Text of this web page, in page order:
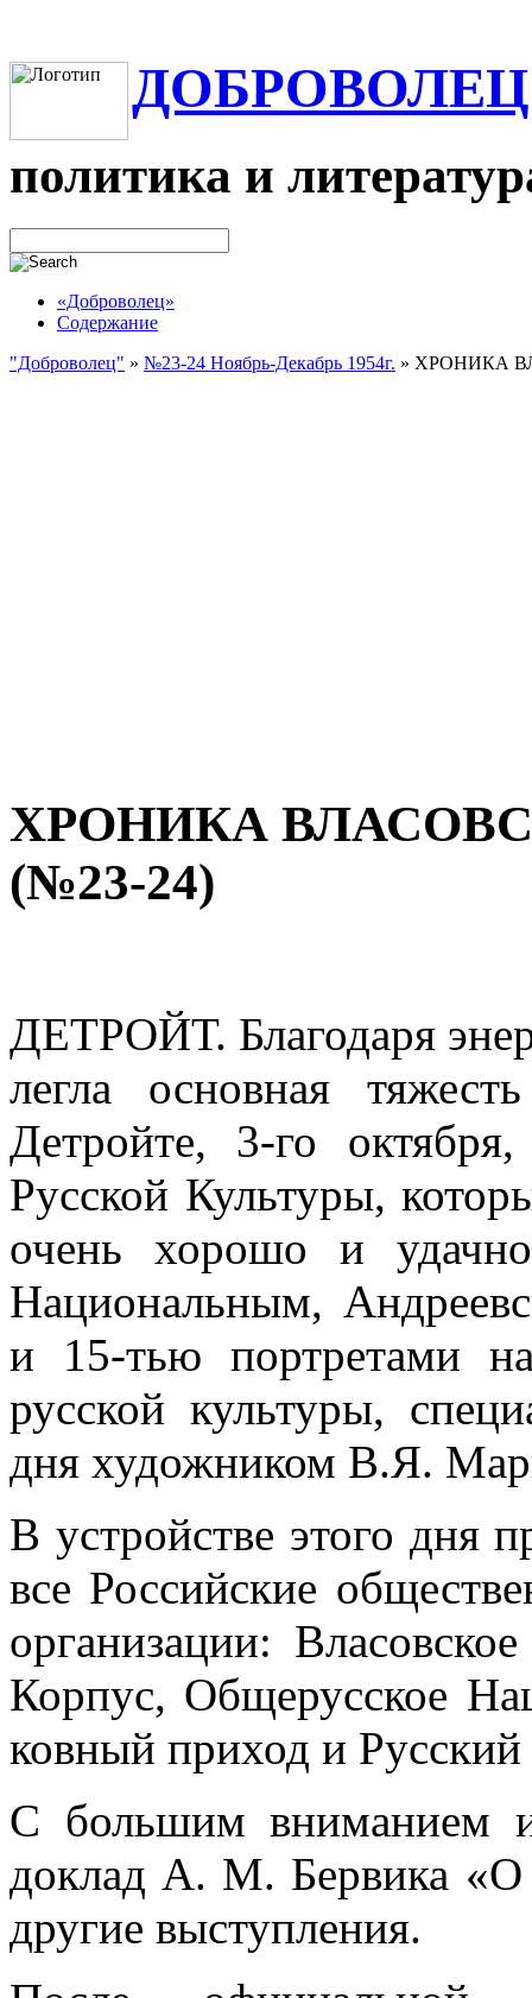
ДОБРОВОЛЕЦ
политика и
«Доброволец»
Содержание
"Доброволец" » №23-24 Ноябрь-Декабрь 1954г. » ХРОНИКА
ХРОНИКА
(№23-24)
ДЕТРОЙТ. Благодаря
легла основная
Детройте, 3-го
Русской Культуры,
очень хорошо и
Национальным,
и 15-тью портретами
рус­ской культуры,
дня художником В.Я.
В устройстве этого дня
все Россий­ские
организации:
Корпус, Общерусское
ковный приход и Русский
С большим вниманием
доклад А. М. Бервика «О
другие выступления.